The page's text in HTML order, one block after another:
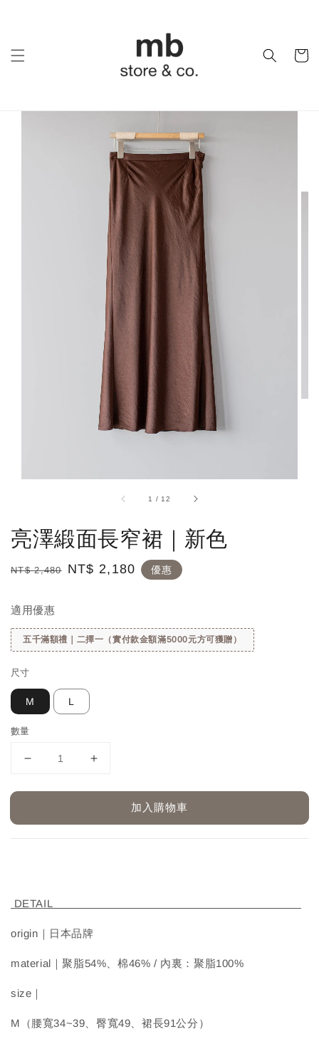
1 / 12
亮澤緞面長窄裙｜新色
Regular
NT$ 2,480
Sale
NT$ 2,180 優惠
適用優惠
五千滿額禮｜二擇一（實付款金額滿5000元方可獲贈）
尺寸
M L
數量
加入購物車
DETAIL
origin｜日本品牌
material｜聚脂54%、棉46% / 內裏：聚脂100%
size｜
M（腰寬34~39、臀寬49、裙長91公分）